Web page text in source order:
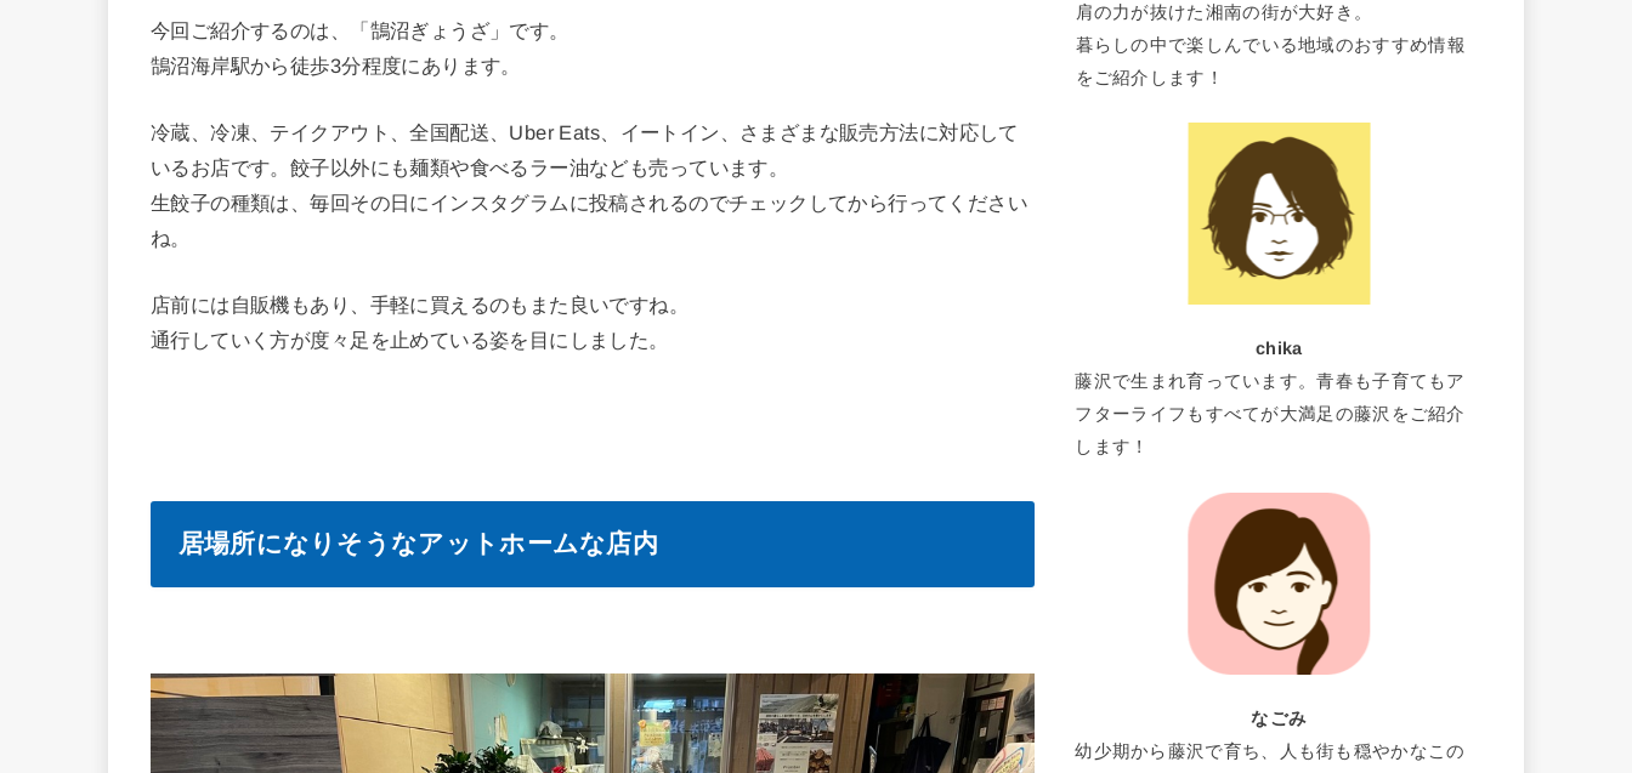
今回ご紹介するのは、「鵠沼ぎょうざ」です。
鵠沼海岸駅から徒歩3分程度にあります。
冷蔵、冷凍、テイクアウト、全国配送、Uber Eats、イートイン、さまざまな販売方法に対応して
いるお店です。餃子以外にも麺類や食べるラー油なども売っています。
生餃子の種類は、毎回その日にインスタグラムに投稿されるのでチェックしてから行ってください
ね。
店前には自販機もあり、手軽に買えるのもまた良いですね。
通行していく方が度々足を止めている姿を目にしました。
居場所になりそうなアットホームな店内
肩の力が抜けた湘南の街が大好き。
暮らしの中で楽しんでいる地域のおすすめ情報
をご紹介します！
chika
藤沢で生まれ育っています。青春も子育てもア
フターライフもすべてが大満足の藤沢をご紹介
します！
なごみ
幼少期から藤沢で育ち、人も街も穏やかなこの